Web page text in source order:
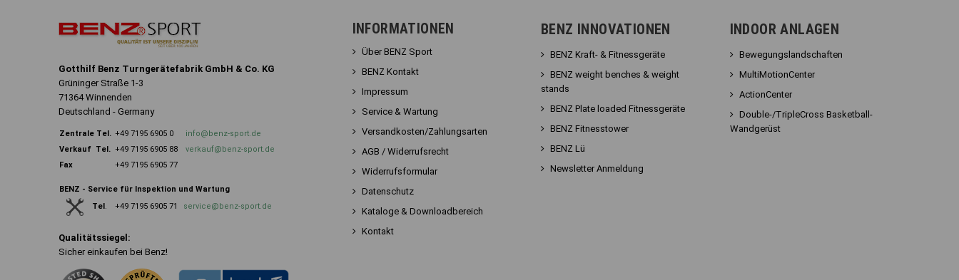
Gotthilf Benz Turngerätefabrik GmbH & Co. KG
Grüninger Straße 1-3
71364 Winnenden
Deutschland - Germany
Zentrale Tel. +49 7195 6905 0
info@benz-sport.de
Verkauf Tel. +49 7195 6905 88
verkauf@benz-sport.de
Fax
+49 7195 6905 77
BENZ - Service für Inspektion und Wartung
Tel . +49 7195 6905 71 service@benz-sport.de
Qualitätssiegel:
Sicher einkaufen bei Benz!
INFORMATIONEN
Über BENZ Sport
BENZ Kontakt
Impressum
Service & Wartung
Versandkosten/Zahlungsarten
AGB / Widerrufsrecht
Widerrufsformular
Datenschutz
Kataloge & Downloadbereich
Kontakt
BENZ INNOVATIONEN
BENZ Kraft- & Fitnessgeräte
BENZ weight benches & weight
stands
BENZ Plate loaded Fitnessgeräte
BENZ Fitnesstower
BENZ Lü
Newsletter Anmeldung
INDOOR ANLAGEN
Bewegungslandschaften
MultiMotionCenter
ActionCenter
Double-/TripleCross Basketball-
Wandgerüst